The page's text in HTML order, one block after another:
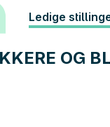
Ledige
OG